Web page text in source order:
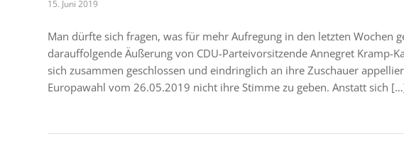
15. Juni 2019
Man dürfte sich fragen, was für mehr Aufregung in den letzten Wochen
darauffolgende Äußerung von CDU-Parteivorsitzende Annegret Kramp-
sich zusammen geschlossen und eindringlich an ihre Zuschauer
Europawahl vom 26.05.2019 nicht ihre Stimme zu geben. Anstatt sich